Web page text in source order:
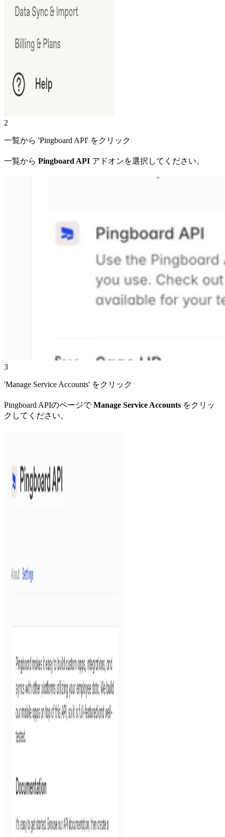
2
一覧から 'Pingboard API' をクリック
一覧から Pingboard API アドオンを選択してください。
3
'Manage Service Accounts' をクリック
Pingboard APIのページでManage Service Accounts をクリッ
クしてください。